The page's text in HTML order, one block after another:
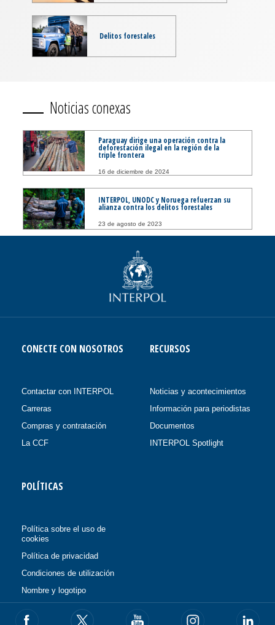
Delitos forestales
Noticias conexas
Paraguay dirige una operación contra la
deforestación ilegal en la región de la
triple frontera
16 de diciembre de 2024
INTERPOL, UNODC y Noruega refuerzan su
alianza contra los delitos forestales
23 de agosto de 2023
CONECTE CON NOSOTROS
Contactar con INTERPOL
Carreras
Compras y contratación
La CCF
RECURSOS
Noticias y acontecimientos
Información para periodistas
Documentos
INTERPOL Spotlight
POLÍTICAS
Política sobre el uso de
cookies
Política de privacidad
Condiciones de utilización
Nombre y logotipo